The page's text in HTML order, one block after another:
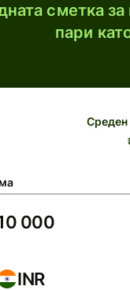
сметка
пари
Среден
INR